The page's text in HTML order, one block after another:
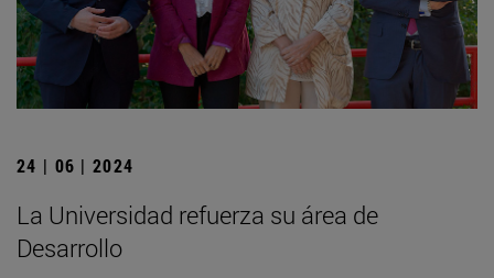
24 | 06 | 2024
La Universidad refuerza su área de
Desarrollo